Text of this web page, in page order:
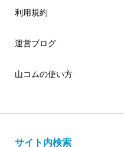
利用規約
運営ブログ
山コムの使い方
サイト内検索